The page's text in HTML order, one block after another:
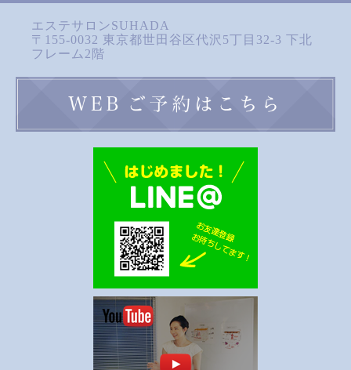
エステサロンSUHADA
〒155-0032 東京都世田谷区代沢5丁目32-3 下北
フレーム2階